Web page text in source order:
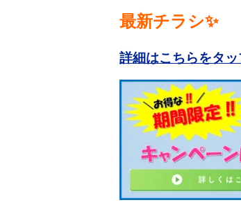
最新チラシ✨
詳細はこちらをタッ